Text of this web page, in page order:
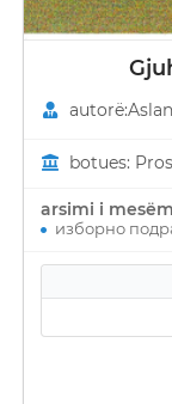
botues:
arsimi i
изборно